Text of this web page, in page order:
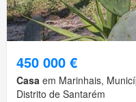
450 000 €
Casa em Marinhais,
Distrito de Santarém